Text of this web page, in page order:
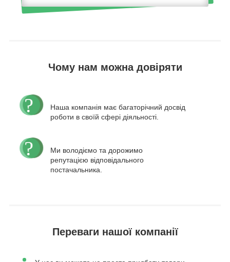
Чому нам можна довіряти
Наша компанія має багаторічний досвід
роботи в своїй сфері діяльності.
Ми володіємо та дорожимо
репутацією відповідального
постачальника.
Переваги нашої компанії